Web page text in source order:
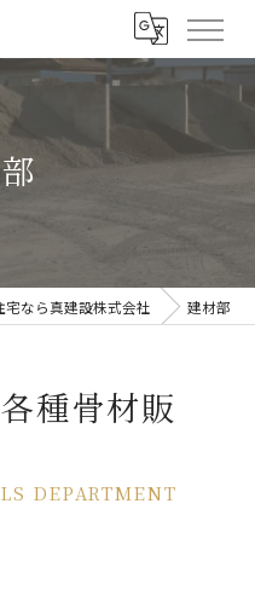
宅なら真建設株式会社 建材部
種骨材販
DEPARTMENT